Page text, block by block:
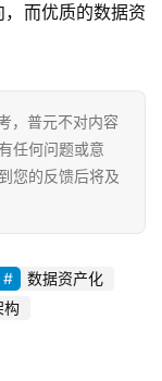
而优质的数据资
，普元不对内容
任何问题或意
您的反馈后将及
数据资产化
构